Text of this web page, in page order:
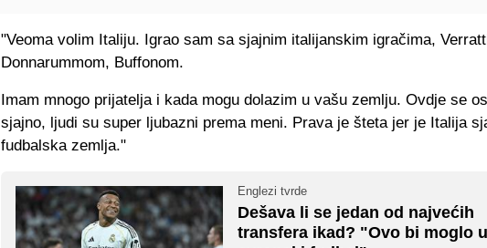
"Veoma volim Italiju. Igrao sam sa sjajnim italijanskim igračima,
Donnarummom, Buffonom.
Imam mnogo prijatelja i kada mogu dolazim u vašu zemlju. Ovdje se
sjajno, ljudi su super ljubazni prema meni. Prava je šteta jer je Italija
fudbalska zemlja."
Englezi tvrde
Dešava li se jedan od najvećih
transfera ikad? "Ovo bi moglo